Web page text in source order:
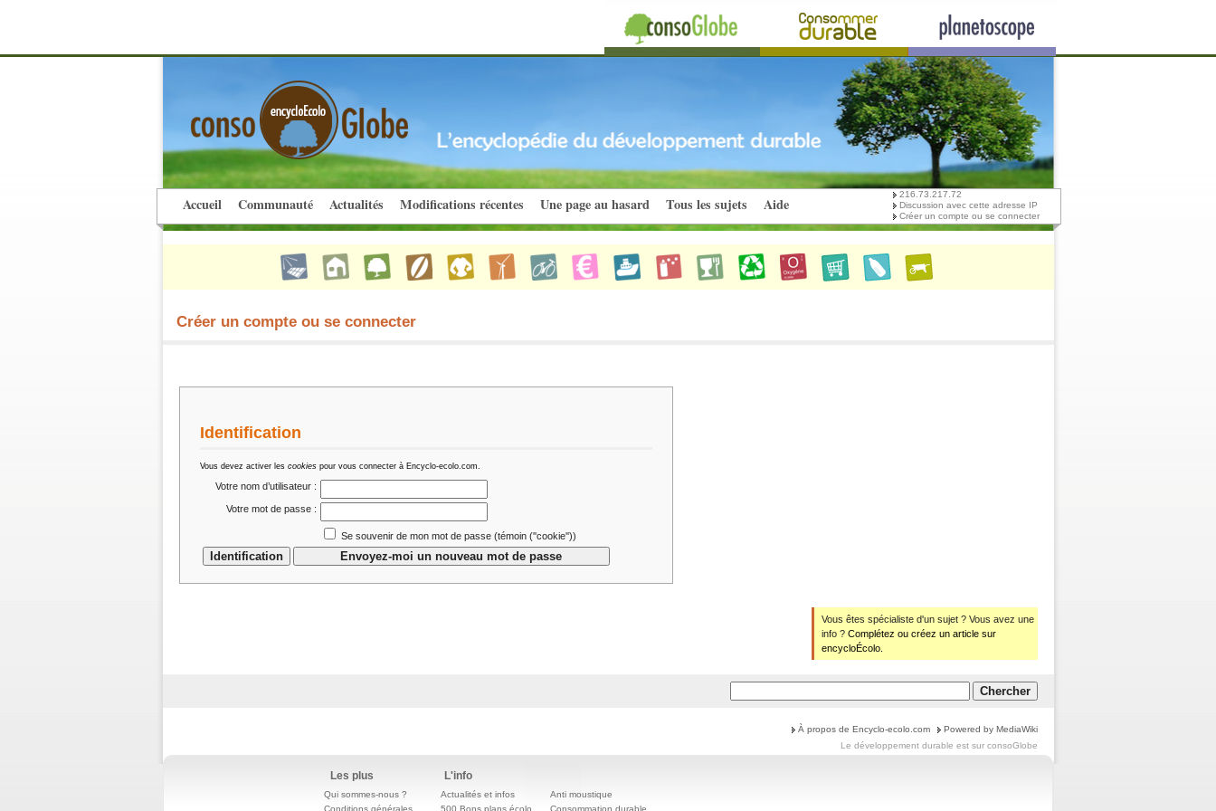
Accueil Communauté Actualités Modifications récentes Une page au hasard Tous les sujets Aide
216.73.217.72
Discussion avec cette adresse IP
Créer un compte ou se connecter
Créer un compte ou se connecter
Identification
Vous devez activer les cookiespour vous connecter à Encyclo-ecolo.com.
Votre nom d’utilisateur :
Votre mot de passe :
Se souvenir de mon mot de passe (témoin (''cookie''))
Vous êtes spécialiste d'un sujet ? Vous avez une
info ? Complétez ou créez un article sur
encycloÉcolo.
À propos de Encyclo-ecolo.com
Powered by MediaWiki
Le développement durable est sur consoGlobe
Les plus
Qui sommes-nous ?
Conditions générales
L'info
Actualités et infos
500 Bons plans écolo
Anti moustique
Consommation durable